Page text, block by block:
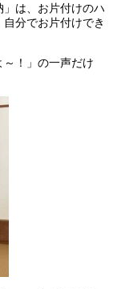
は、お片付けのハ
分でお片付けでき
！」の一声だけ